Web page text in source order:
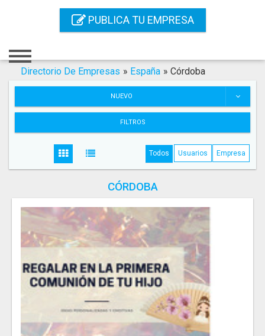
PUBLICA TU EMPRESA
Registro
Servicios SEO
Directorio De Empresas » España » Córdoba
NUEVO
FILTROS
Todos Usuarios Empresa
CÓRDOBA